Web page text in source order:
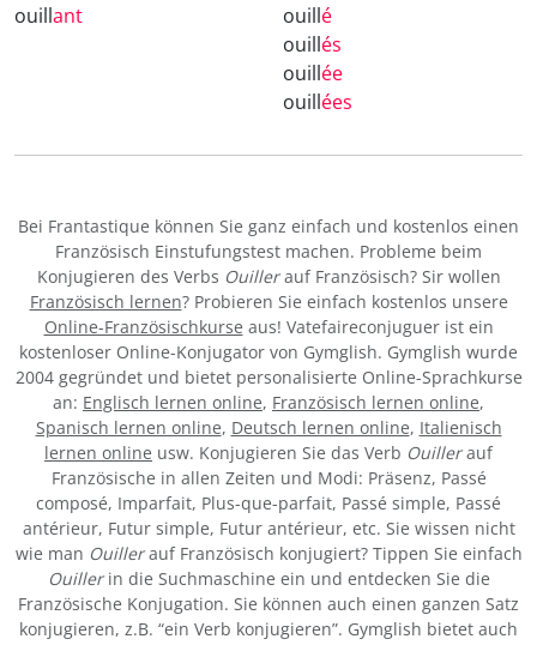
ouillant ouillé
ouillés
ouillée
ouillées
Bei Frantastique können Sie ganz einfach und kostenlos einen
Französisch Einstufungstest machen. Probleme beim
Konjugieren des Verbs Ouillerauf Französisch? Sir wollen
Französisch lernen? Probieren Sie einfach kostenlos unsere
Online-Französischkurse aus! Vatefaireconjuguer ist ein
kostenloser Online-Konjugator von Gymglish. Gymglish wurde
2004 gegründet und bietet personalisierte Online-Sprachkurse
an: Englisch lernen online, Französisch lernen online,
Spanisch lernen online, Deutsch lernen online, Italienisch
lernen online usw. Konjugieren Sie das Verb Ouillerauf
Französische in allen Zeiten und Modi: Präsenz, Passé
composé, Imparfait, Plus-que-parfait, Passé simple, Passé
antérieur, Futur simple, Futur antérieur, etc. Sie wissen nicht
wie man Ouillerauf Französisch konjugiert? Tippen Sie einfach
Ouillerin die Suchmaschine ein und entdecken Sie die
Französische Konjugation. Sie können auch einen ganzen Satz
konjugieren, z.B. “ein Verb konjugieren”. Gymglish bietet auch